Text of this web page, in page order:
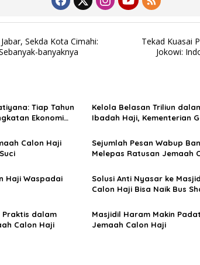
Sekda Kota Cimahi:
banyaknya
Tekad Kuasai
Jokowi:
Tiap Tahun
Ekonomi
Kelola Belasan Triliun
Ibadah Haji, Kementerian
Calon Haji
Sejumlah Pesan Wabup
Melepas Ratusan Jemaah
Haji Waspadai
Solusi Anti Nyasar ke
Calon Haji Bisa Naik Bus
Praktis dalam
Calon Haji
Masjidil Haram Makin
Jemaah Calon Haji